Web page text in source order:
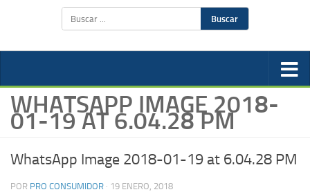
Buscar
WHATSAPP IMAGE 2018-
01-19 AT 6.04.28 PM
WhatsApp Image 2018-01-19 at 6.04.28 PM
POR PRO CONSUMIDOR · 19 ENERO, 2018